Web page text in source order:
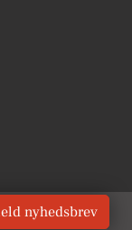
nyhedsbrev